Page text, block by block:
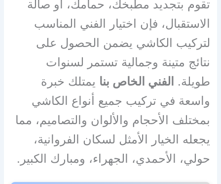
تقوم بتجديد مطبخك، حمامك، أو صالة
الاستقبال، فإن اختيار الفني المناسب
لتركيب الكاشي يضمن الحصول على
نتائج متينة وجمالية تستمر لسنوات
طويلة. الفني الخاص بنا يمتلك خبرة
واسعة في تركيب جميع أنواع الكاشي
بمختلف الأحجام والألوان والتصاميم، مما
يجعله الخيار الأمثل لسكان الفروانية،
حولي، الأحمدي، الجهراء، ومبارك الكبير.